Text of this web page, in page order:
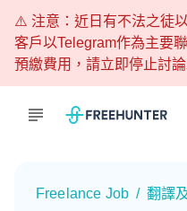
⚠️ 注意：近日有不法之徒
客戶以Telegram作為主要
預繳費用，請立即停止討
Freelance Job / 翻譯